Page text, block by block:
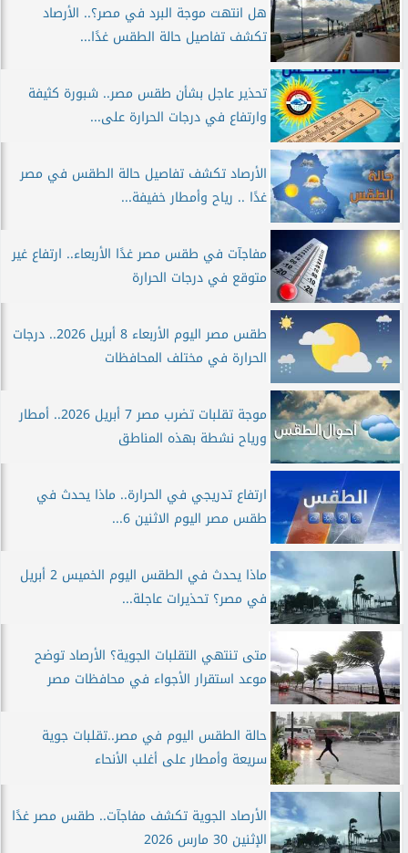
هل انتهت موجة البرد في مصر؟.. الأرصاد
تكشف تفاصيل حالة الطقس غدًا...
تحذير عاجل بشأن طقس مصر.. شبورة كثيفة
وارتفاع في درجات الحرارة على...
الأرصاد تكشف تفاصيل حالة الطقس في مصر
غدًا .. رياح وأمطار خفيفة...
مفاجآت في طقس مصر غدًا الأربعاء.. ارتفاع غير
متوقع في درجات الحرارة
طقس مصر اليوم الأربعاء 8 أبريل 2026.. درجات
الحرارة في مختلف المحافظات
موجة تقلبات تضرب مصر 7 أبريل 2026.. أمطار
ورياح نشطة بهذه المناطق
ارتفاع تدريجي في الحرارة.. ماذا يحدث في
طقس مصر اليوم الاثنين 6...
ماذا يحدث في الطقس اليوم الخميس 2 أبريل
في مصر؟ تحذيرات عاجلة...
متى تنتهي التقلبات الجوية؟ الأرصاد توضح
موعد استقرار الأجواء في محافظات مصر
حالة الطقس اليوم في مصر..تقلبات جوية
سريعة وأمطار على أغلب الأنحاء
الأرصاد الجوية تكشف مفاجآت.. طقس مصر غدًا
الإثنين 30 مارس 2026